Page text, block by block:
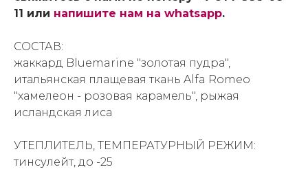
11 или напишите нам на whatsapp.
СОСТАВ:
жаккард Bluemarine "золотая пудра",
итальянская плащевая ткань Alfa Romeo
"хамелеон - розовая карамель", рыжая
исландская лиса
УТЕПЛИТЕЛЬ, ТЕМПЕРАТУРНЫЙ РЕЖИМ:
тинсулейт, до -25